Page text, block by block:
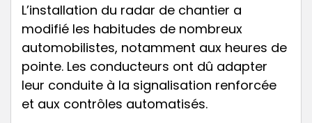
L’installation du radar de chantier a
modifié les habitudes de nombreux
automobilistes, notamment aux heures de
pointe. Les conducteurs ont dû adapter
leur conduite à la signalisation renforcée
et aux contrôles automatisés.